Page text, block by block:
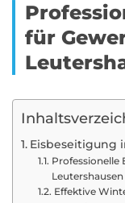
für
Eisbeseitigung
Professionelle
Leutershausen
Effektive